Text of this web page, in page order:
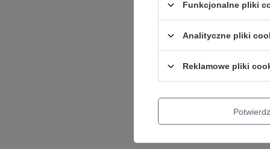
Męskie
Najniższa
+ Dodaj
Funkcjonalne pliki
Analityczne pliki
Reklamowe pliki